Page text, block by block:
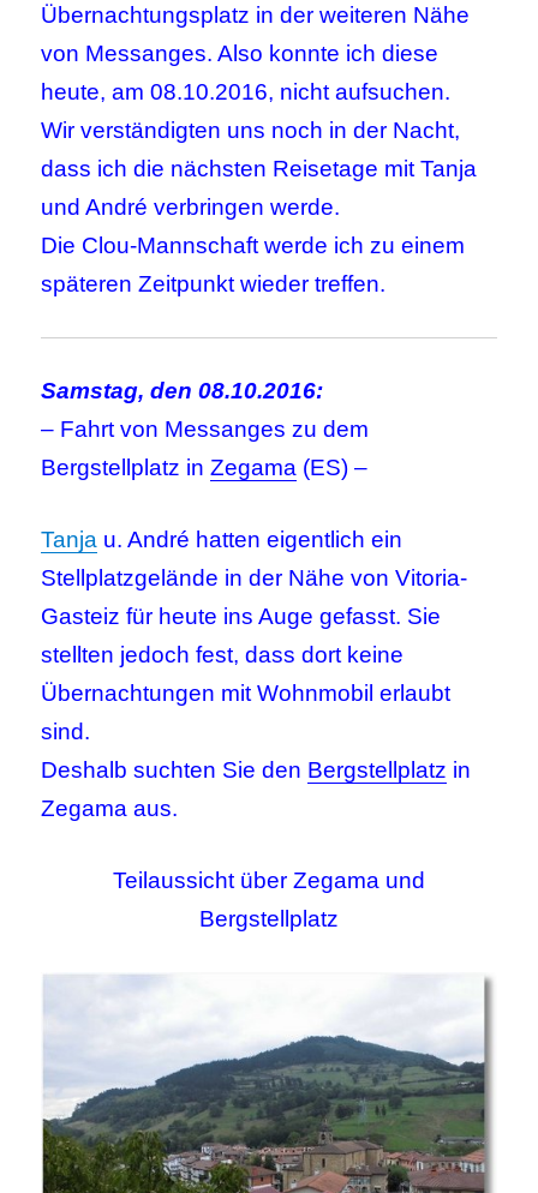
Übernachtungsplatz in der weiteren Nähe
von Messanges. Also konnte ich diese
heute, am 08.10.2016, nicht aufsuchen.
Wir verständigten uns noch in der Nacht,
dass ich die nächsten Reisetage mit Tanja
und André verbringen werde.
Die Clou-Mannschaft werde ich zu einem
späteren Zeitpunkt wieder treffen.
Samstag, den 08.10.2016:
– Fahrt von Messanges zu dem
Bergstellplatz inZegama (ES) –
Tanja u. André hatten eigentlich ein
Stellplatzgelände in der Nähe von Vitoria-
Gasteiz für heute ins Auge gefasst. Sie
stellten jedoch fest, dass dort keine
Übernachtungen mit Wohnmobil erlaubt
sind.
Deshalb suchten Sie den Bergstellplatz in
Zegama aus.
Teilaussicht über Zegama und
Bergstellplatz